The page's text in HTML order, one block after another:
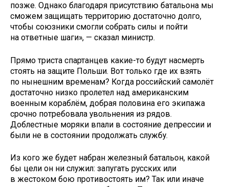
позже. Однако благодаря присутствию батальона мы
сможем защищать территорию достаточно долго,
чтобы союзники смогли собрать силы и пойти
на ответные шаги», — сказал министр.
Прямо триста спартанцев какие-то будут насмерть
стоять на защите Польши. Вот только где их взять
по нынешним временам? Когда российский самолёт
достаточно низко пролетел над американским
военным кораблём, добрая половина его экипажа
срочно потребовала увольнения из рядов.
Доблестные моряки впали в состояние депрессии и
были не в состоянии продолжать службу.
Из кого же будет набран железный батальон, какой
бы цели он ни служил: запугать русских или
в жестоком бою противостоять им? Так или иначе